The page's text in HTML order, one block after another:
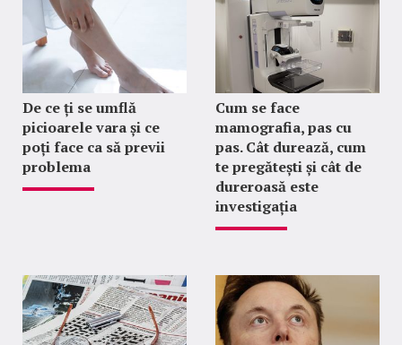
De ce ți se umflă
picioarele vara și ce
poți face ca să previi
problema
Cum se face
mamografia, pas cu
pas. Cât durează, cum
te pregătești și cât de
dureroasă este
investigația